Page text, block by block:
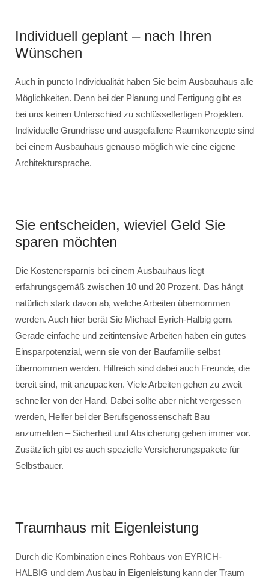
Individuell geplant – nach Ihren
Wünschen
Auch in puncto Individualität haben Sie beim Ausbauhaus alle
Möglichkeiten. Denn bei der Planung und Fertigung gibt es
bei uns keinen Unterschied zu schlüsselfertigen Projekten.
Individuelle Grundrisse und ausgefallene Raumkonzepte sind
bei einem Ausbauhaus genauso möglich wie eine eigene
Architektursprache.
Sie entscheiden, wieviel Geld Sie
sparen möchten
Die Kostenersparnis bei einem Ausbauhaus liegt
erfahrungsgemäß zwischen 10 und 20 Prozent. Das hängt
natürlich stark davon ab, welche Arbeiten übernommen
werden. Auch hier berät Sie Michael Eyrich-Halbig gern.
Gerade einfache und zeitintensive Arbeiten haben ein gutes
Einsparpotenzial, wenn sie von der Baufamilie selbst
übernommen werden. Hilfreich sind dabei auch Freunde, die
bereit sind, mit anzupacken. Viele Arbeiten gehen zu zweit
schneller von der Hand. Dabei sollte aber nicht vergessen
werden, Helfer bei der Berufsgenossenschaft Bau
anzumelden – Sicherheit und Absicherung gehen immer vor.
Zusätzlich gibt es auch spezielle Versicherungspakete für
Selbstbauer.
Traumhaus mit Eigenleistung
Durch die Kombination eines Rohbaus von EYRICH-
HALBIG und dem Ausbau in Eigenleistung kann der Traum